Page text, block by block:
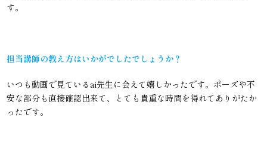
す。
担当講師の教え方はいかがでしたでしょうか？
いつも動画で見ているai先生に会えて嬉しかったです。ポーズや不
安な部分も直接確認出来て、とても貴重な時間を得れてありがたか
ったです。